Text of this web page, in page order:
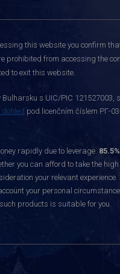
this website you confirm
prohibited from accessing the
to exit this website.
s UIC/PIC
pod licenčním číslem РГ-
rapidly due to leverage.
you can afford to take the
your relevant
your personal
products is suitable for you.